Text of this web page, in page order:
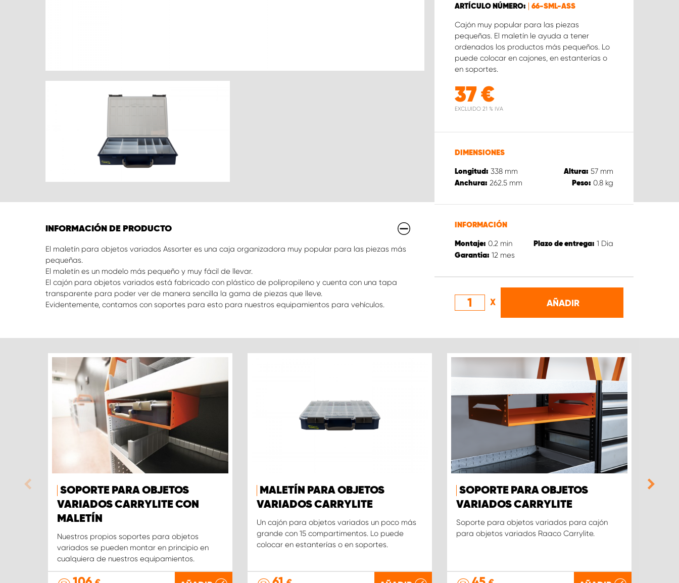
ARTÍCULO NÚMERO: 66-SML-ASS
Cajón muy popular para las piezas
pequeñas. El maletín le ayuda a tener
ordenados los productos más pequeños. Lo
puede colocar en cajones, en estanterías o
en soportes.
37€
EXCLUIDO 21 % IVA
DIMENSIONES
Longitud: 338 mm Altura: 57 mm
Anchura: 262.5 mm Peso: 0.8 kg
INFORMACIÓN
Montaje: 0.2 min Plazo de entrega: 1 Dia
Garantia: 12 mes
X AÑADIR
INFORMACIÓN DE PRODUCTO
El maletín para objetos variados Assorter es una caja organizadora muy popular para las piezas más
pequeñas.
El maletín es un modelo más pequeño y muy fácil de llevar.
El cajón para objetos variados está fabricado con plástico de polipropileno y cuenta con una tapa
transparente para poder ver de manera sencilla la gama de piezas que lleve.
Evidentemente, contamos con soportes para esto para nuestros equipamientos para vehículos.
SOPORTE PARA OBJETOS
VARIADOS CARRYLITE CON
MALETÍN
Nuestros propios soportes para objetos
variados se pueden montar en principio en
cualquiera de nuestros equipamientos.
MALETÍN PARA OBJETOS
VARIADOS CARRYLITE
Un cajón para objetos variados un poco más
grande con 15 compartimentos. Lo puede
colocar en estanterías o en soportes.
SOPORTE PARA OBJETOS
VARIADOS CARRYLITE
Soporte para objetos variados para cajón
para objetos variados Raaco Carrylite.